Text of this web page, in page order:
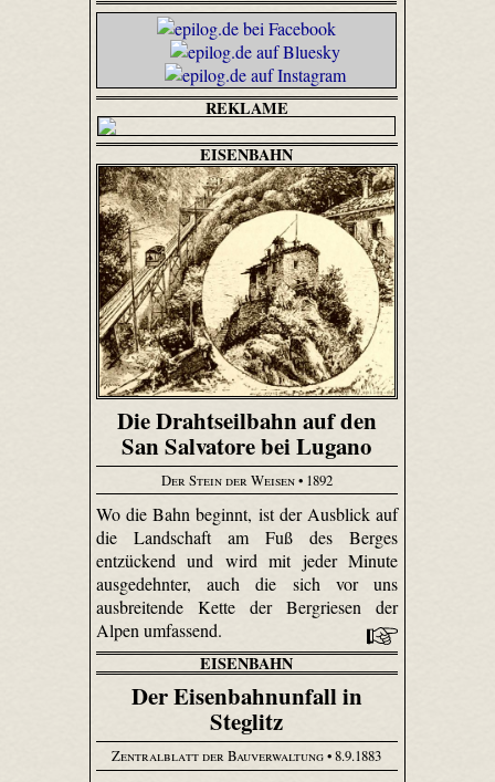
REKLAME
EISENBAHN
Die Drahtseilbahn auf den
San Salvatore bei Lugano
Der Stein der Weisen• 1892
Wo die Bahn beginnt, ist der Ausblick auf
die Landschaft am Fuß des Berges
entzückend und wird mit jeder Minute
ausgedehnter, auch die sich vor uns
ausbreitende Kette der Bergriesen der
Alpen umfassend.
EISENBAHN
Der Eisenbahnunfall in
Steglitz
Zentralblatt der Bauverwaltung• 8.9.1883